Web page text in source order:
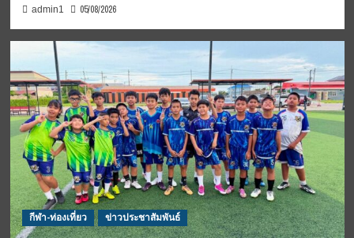
admin1 05/08/2026
กีฬา-ท่องเที่ยว ข่าวประชาสัมพันธ์